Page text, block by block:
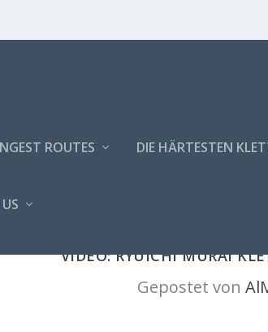
ROUTES DIE HÄRTESTEN
VIDEO: RYUICHI MURAI
Gepostet von